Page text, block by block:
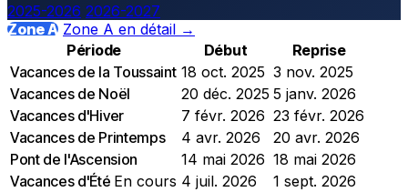
2025-2026 2026-2027
Zone A Zone A en détail →
Période
Début
Reprise
Vacances de la Toussaint 18 oct. 2025 3 nov. 2025
Vacances de Noël
20 déc. 2025 5 janv. 2026
Vacances d'Hiver
7 févr. 2026 23 févr. 2026
Vacances de Printemps
4 avr. 2026
20 avr. 2026
Pont de l'Ascension
14 mai 2026 18 mai 2026
Vacances d'Été En cours 4 juil. 2026
1 sept. 2026